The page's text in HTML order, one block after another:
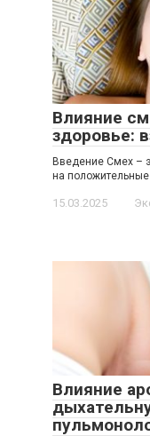
Влияние
здоровье:
Введение Смех –
на
15.03.2025
Влияние